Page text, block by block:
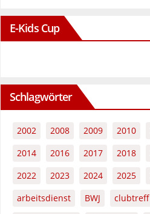
E-Kids Cup
Schlagwörter
2002 2008 2009 2010
2014
2016 2017 2018
2022
2023 2024 2025
arbeitsdienst
BWJ clubtreff